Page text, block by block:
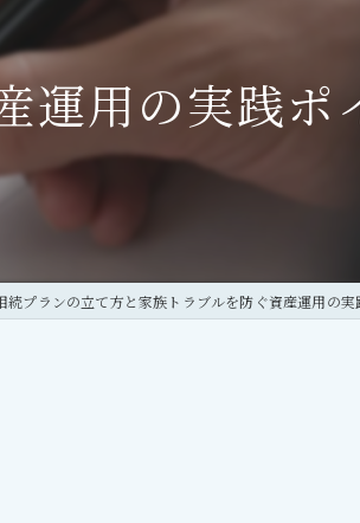
借金
離婚運用の実践ポ
続プランの立て方と家族トラブルを防ぐ資産運用の実